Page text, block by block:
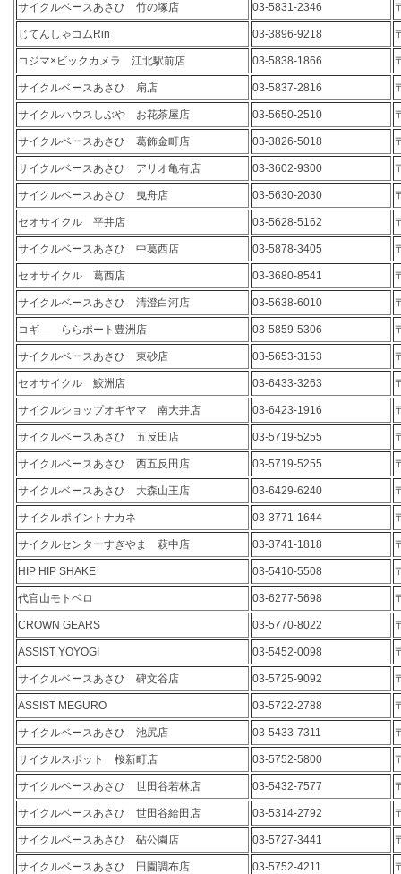
サイクルベースあさひ 竹の塚店 03-5831-2346
じてんしゃコムRin 03-3896-9218
コジマ×ビックカメラ 江北駅前店 03-5838-1866
サイクルベースあさひ 扇店 03-5837-2816
サイクルハウスしぶや お花茶屋店 03-5650-2510
サイクルベースあさひ 葛飾金町店 03-3826-5018
サイクルベースあさひ アリオ亀有店 03-3602-9300
サイクルベースあさひ 曳舟店 03-5630-2030
セオサイクル 平井店 03-5628-5162
サイクルベースあさひ 中葛西店 03-5878-3405
セオサイクル 葛西店 03-3680-8541
サイクルベースあさひ 清澄白河店 03-5638-6010
コギ― ららポート豊洲店 03-5859-5306
サイクルベースあさひ 東砂店 03-5653-3153
セオサイクル 鮫洲店 03-6433-3263
サイクルショップオギヤマ 南大井店 03-6423-1916
サイクルベースあさひ 五反田店 03-5719-5255
サイクルベースあさひ 西五反田店 03-5719-5255
サイクルベースあさひ 大森山王店 03-6429-6240
サイクルポイントナカネ 03-3771-1644
サイクルセンターすぎやま 萩中店 03-3741-1818
HIP HIP SHAKE 03-5410-5508
代官山モトベロ 03-6277-5698
CROWN GEARS 03-5770-8022
ASSIST YOYOGI 03-5452-0098
サイクルベースあさひ 碑文谷店 03-5725-9092
ASSIST MEGURO 03-5722-2788
サイクルベースあさひ 池尻店 03-5433-7311
サイクルスポット 桜新町店 03-5752-5800
サイクルベースあさひ 世田谷若林店 03-5432-7577
サイクルベースあさひ 世田谷給田店 03-5314-2792
サイクルベースあさひ 砧公園店 03-5727-3441
サイクルベースあさひ 田園調布店 03-5752-4211